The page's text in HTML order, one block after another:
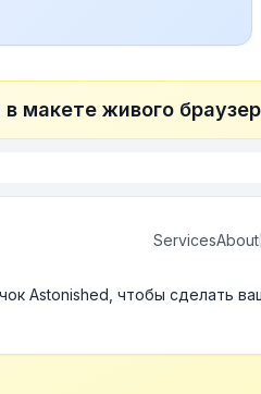
макете живого
ServicesAbout
Astonished, чтобы сделать